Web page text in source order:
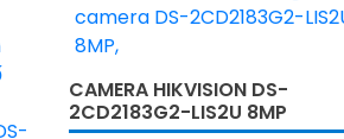
CAMERA HIKVISION DS-
2CD2183G2-LIS2U 8MP